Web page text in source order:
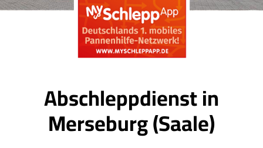
Abschleppdienst in
Merseburg (Saale)